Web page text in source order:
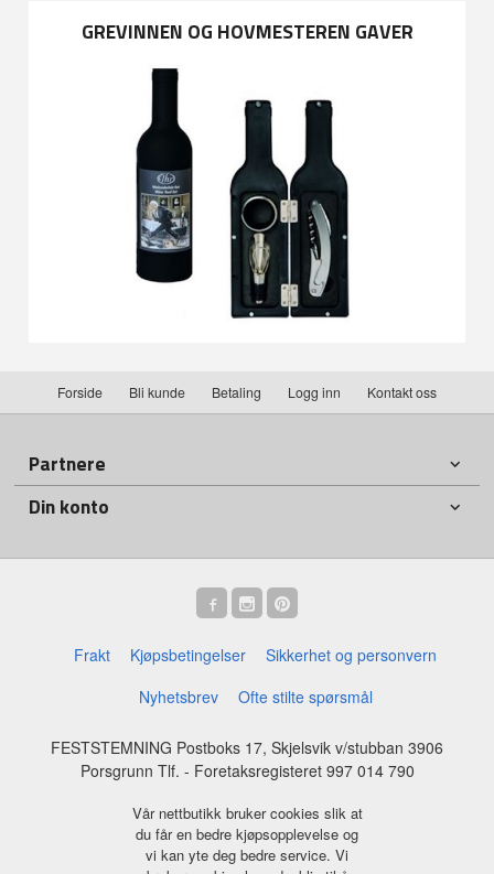
GREVINNEN OG HOVMESTEREN GAVER
Forside Bli kunde Betaling Logg inn Kontakt oss
Partnere
Din konto
Frakt Kjøpsbetingelser
Sikkerhet og personvern
Nyhetsbrev
Ofte stilte spørsmål
FESTSTEMNING Postboks 17, Skjelsvik v/stubban 3906
Porsgrunn Tlf. - Foretaksregisteret 997 014 790
Vår nettbutikk bruker cookies slik at
du får en bedre kjøpsopplevelse og
vi kan yte deg bedre service. Vi